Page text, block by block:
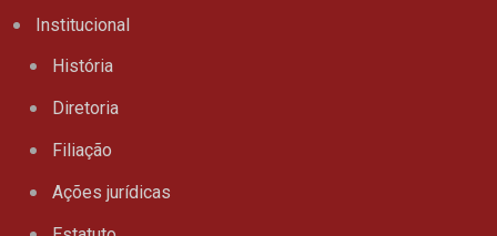
Institucional
História
Diretoria
Filiação
Ações jurídicas